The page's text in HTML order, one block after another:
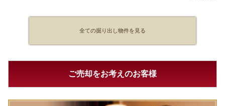
全ての掘り出し物件を見る
ご売却をお考えのお客様